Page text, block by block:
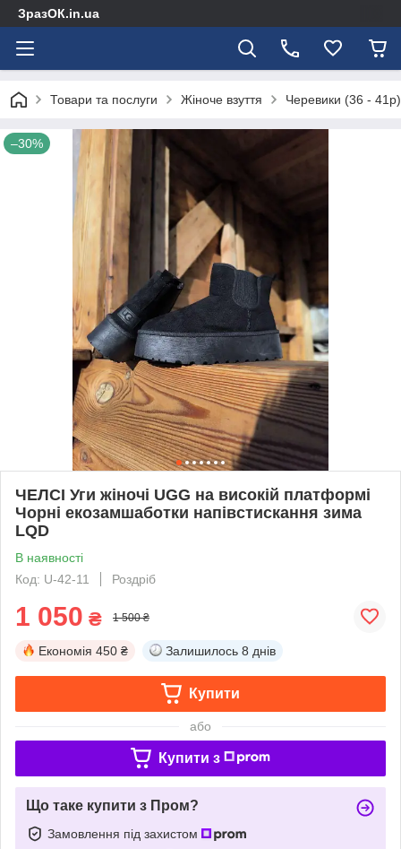
ЗразОК.in.ua
Товари та послуги Жіноче взуття Черевики (36 - 41р)
–30%
ЧЕЛСІ Уги жіночі UGG на високій платформі
Чорні екозамшаботки напівстискання зима
LQD
В наявності
Код: U-42-11
Роздріб
1 050 ₴ 1 500 ₴
Економія 450 ₴ Залишилось 8 днів
Купити
або
Купити з
Що таке купити з Пром?
Замовлення під захистом